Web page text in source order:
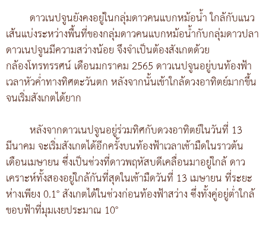
ดาวเนปจูนยังคงอยู่ในกลุ่มดาวคนแบกหม้อน้ำ ใกล้กับแนว
เส้นแบ่งระหว่างพื้นที่ของกลุ่มดาวคนแบกหม้อน้ำกับกลุ่มดาวปลา
ดาวเนปจูนมีความสว่างน้อย จึงจำเป็นต้องสังเกตด้วย
กล้องโทรทรรศน์ เดือนมกราคม 2565 ดาวเนปจูนอยู่บนท้องฟ้า
เวลาหัวค่ำทางทิศตะวันตก หลังจากนั้นเข้าใกล้ดวงอาทิตย์มากขึ้น
จนเริ่มสังเกตได้ยาก
หลังจากดาวเนปจูนอยู่ร่วมทิศกับดวงอาทิตย์ในวันที่ 13
มีนาคม จะเริ่มสังเกตได้อีกครั้งบนท้องฟ้าเวลาเช้ามืดในราวต้น
เดือนเมษายน ซึ่งเป็นช่วงที่ดาวพฤหัสบดีเคลื่อนมาอยู่ใกล้ ดาว
เคราะห์ทั้งสองอยู่ใกล้กันที่สุดในเช้ามืดวันที่ 13 เมษายน ที่ระยะ
ห่างเพียง 0.1° สังเกตได้ในช่วงก่อนท้องฟ้าสว่าง ซึ่งทั้งคู่อยู่ต่ำใกล้
ขอบฟ้าที่มุมเงยประมาณ 10°